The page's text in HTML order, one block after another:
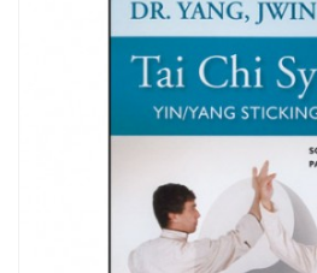
Chaussures
Protections
Cible de frappe
Accessoires
Tatamis